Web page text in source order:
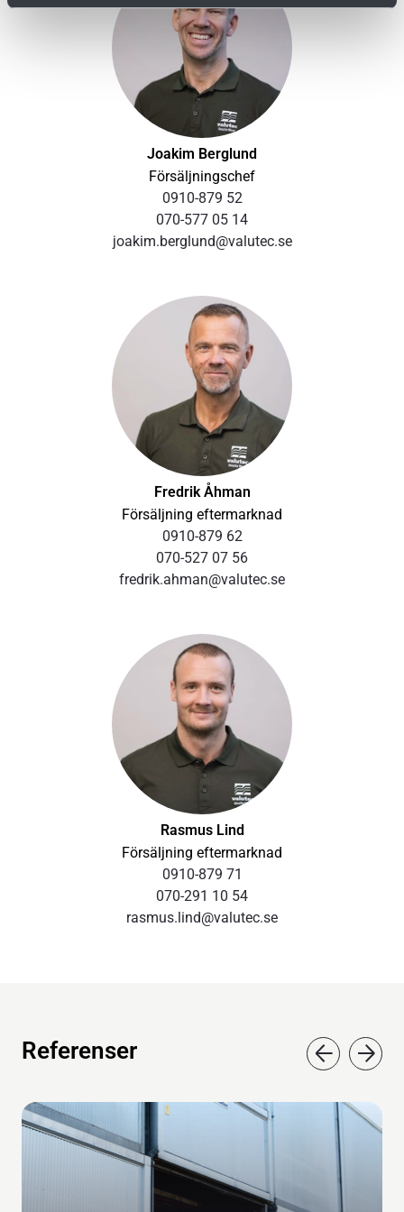
Styva portblad i aluminium eller rostfritt stål. Bladen är
uppbyggda av likvärdiga element och fogsystem som
byggsystemet. Mineralullsisolering och profilerade
täckplåtar med god isolering mot värme och ljud.
Elementen hålls samman av en yttre ram med
tätningslist. Lagrade tappar ger effektiv låsning mot
portramarnas tätningsyta. Portlyft med elektriskt
Effektiva motorer
reluktansmotorer som standard. Det har en
verkningsgrad som klarar klassningen IE5, tre steg över
IE2 som är dagens krav inom EU. Det ger effektiv
energianvändning och minimerade utsläpp av CO2.
Energibesparingen kan nå upp till 25 procent och tack
vare permanentsmorda lager håller de också en
temperatur som är ca 10–20 °C lägre, vilket ger motorer
som har upp till fyra gånger längre livslängd jämfört
med motorer som uppfyller kraven för IE2.
Tryckramar säkerställer minimal deformation av det
belastningsram medger fast monterade cylindrar och
helt snedställbar ram utan risk för låsning. Belastning på
upp till 2 ton per paket. Rostfria kolvstänger med
vitontätningar samt rostfria rör, inklusive ­anslutningar.
Finns även i saxutförande för inbyggnad i befintliga
Såväl våra egna erfarenheter som oberoende
forskningsresultat visar att tillräcklig luftmängd, och
därmed lufthastighet, genom virkespaketen är
avgörande för ett optimalt resultat. Detta uppnås genom
god aerodynamik, effektiva fläktar med tillräcklig effekt
samt effektiva tätningsdon. För att motverka
Ställbara sidoflaps med mekanism för manuell
Basning
Basningssystem för minimerad spricktillväxt,
Joakim Berglund
Försäljningschef
0910-879 52
070-577 05 14
joakim.berglund@valutec.se
Fredrik Åhman
Försäljning eftermarknad
0910-879 62
070-527 07 56
fredrik.ahman@valutec.se
Rasmus Lind
Försäljning eftermarknad
0910-879 71
070-291 10 54
rasmus.lind@valutec.se
Referenser